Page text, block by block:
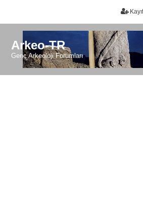
Arkeo-TR
Genç Arkeoloji Forumları